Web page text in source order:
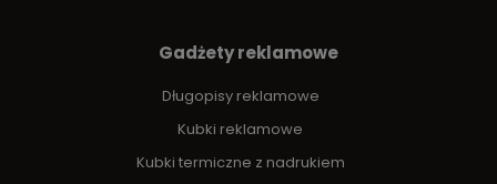
Gadżety reklamowe
Długopisy reklamowe
Kubki reklamowe
Kubki termiczne z nadrukiem